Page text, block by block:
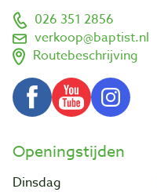
026 351 2856
verkoop@baptist.nl
Routebeschrijving
Openingstijden
Dinsdag